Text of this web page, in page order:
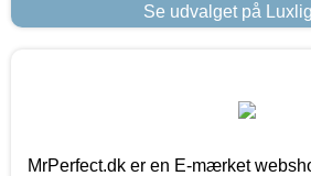
Se udvalget på
MrPerfect.dk er en E-mærket